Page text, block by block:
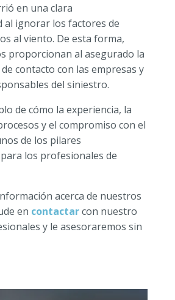
en una clara
al ignorar los factores de
al viento. De esta forma,
proporcionan al asegurado la
contacto con las empresas y
del siniestro.
de cómo la experiencia, la
y el compromiso con el
de los pilares
los profesionales de
acerca de nuestros
en contactarcon nuestro
y le asesoraremos sin